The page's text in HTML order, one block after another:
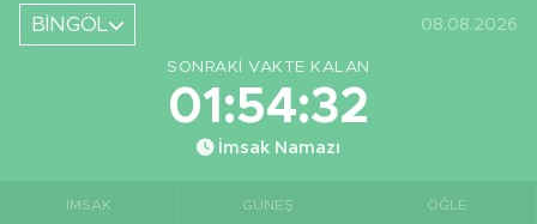
BİNGÖL
08.08.2026
SONRAKI VAKTE KALAN
01:54:31
İmsak Namazı
İMSAK GÜNEŞ ÖĞLE